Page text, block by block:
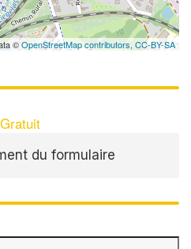
©OpenStreetMap contributors, CC-BY-SA
du formulaire